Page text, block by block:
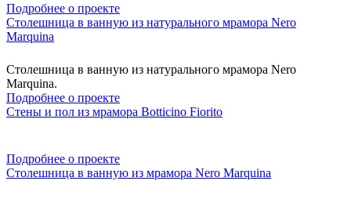
Подробнее о проекте
Столешница в ванную из натурального мрамора Nero
Marquina
Столешница в ванную из натурального мрамора Nero
Marquina.
Подробнее о проекте
Стены и пол из мрамора Botticino Fiorito
Подробнее о проекте
Столешница в ванную из мрамора Nero Marquina